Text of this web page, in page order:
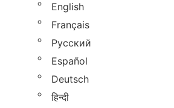
English
Français
Русский
Español
Deutsch
हिन्दी